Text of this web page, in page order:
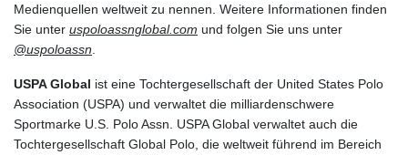
Medienquellen weltweit zu nennen. Weitere Informationen finden
Sie unter uspoloassnglobal.com und folgen Sie uns unter
@uspoloassn
USPA Global ist eine Tochtergesellschaft der United States Polo
Association (USPA) und verwaltet die milliardenschwere
Sportmarke U.S. Polo Assn. USPA Global verwaltet auch die
Tochtergesellschaft Global Polo, die weltweit führend im Bereich